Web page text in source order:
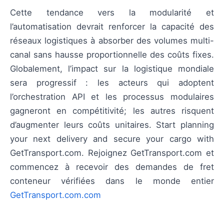
Cette tendance vers la modularité et
l’automatisation devrait renforcer la capacité des
réseaux logistiques à absorber des volumes multi-
canal sans hausse proportionnelle des coûts fixes.
Globalement, l’impact sur la logistique mondiale
sera progressif : les acteurs qui adoptent
l’orchestration API et les processus modulaires
gagneront en compétitivité; les autres risquent
d’augmenter leurs coûts unitaires. Start planning
your next delivery and secure your cargo with
GetTransport.com. Rejoignez GetTransport.com et
commencez à recevoir des demandes de fret
conteneur vérifiées dans le monde entier
GetTransport.com.com